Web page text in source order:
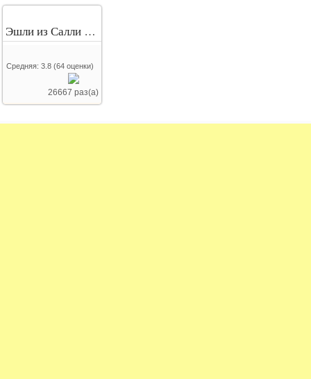
Эшли из Салли Фейс
Средняя:3.8 (64 оценки)
26667 раз(а)